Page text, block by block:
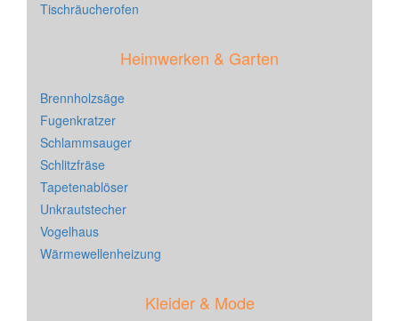
Tischräucherofen
Heimwerken & Garten
Brennholzsäge
Fugenkratzer
Schlammsauger
Schlitzfräse
Tapetenablöser
Unkrautstecher
Vogelhaus
Wärmewellenheizung
Kleider & Mode